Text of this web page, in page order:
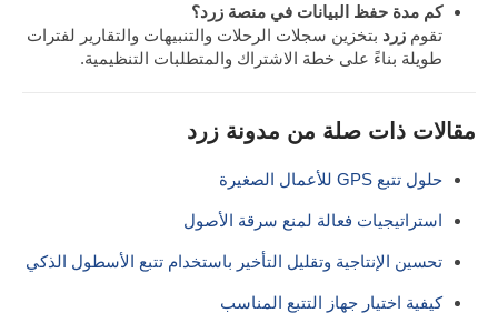
كم مدة حفظ البيانات في منصة زرد؟
تقوم زرد بتخزين سجلات الرحلات والتنبيهات والتقارير لفترات
طويلة بناءً على خطة الاشتراك والمتطلبات التنظيمية.
مقالات ذات صلة من مدونة زرد
حلول تتبع GPS للأعمال الصغيرة
استراتيجيات فعالة لمنع سرقة الأصول
تحسين الإنتاجية وتقليل التأخير باستخدام تتبع الأسطول الذكي
كيفية اختيار جهاز التتبع المناسب